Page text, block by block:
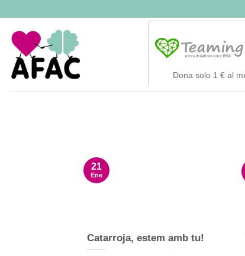
contenido
Catarroja, estem amb tu!
21
Ene